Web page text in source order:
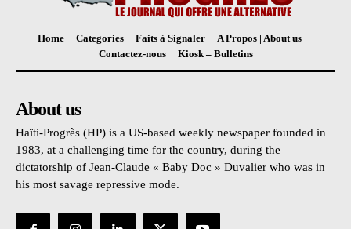
Home Categories Faits à Signaler
A Propos | About us
Contactez-nous
Kiosk – Bulletins
About us
Haïti-Progrès (HP) is a US-based weekly newspaper founded in
1983, at a challenging time for the country, during the
dictatorship of Jean-Claude « Baby Doc » Duvalier who was in
his most savage repressive mode.